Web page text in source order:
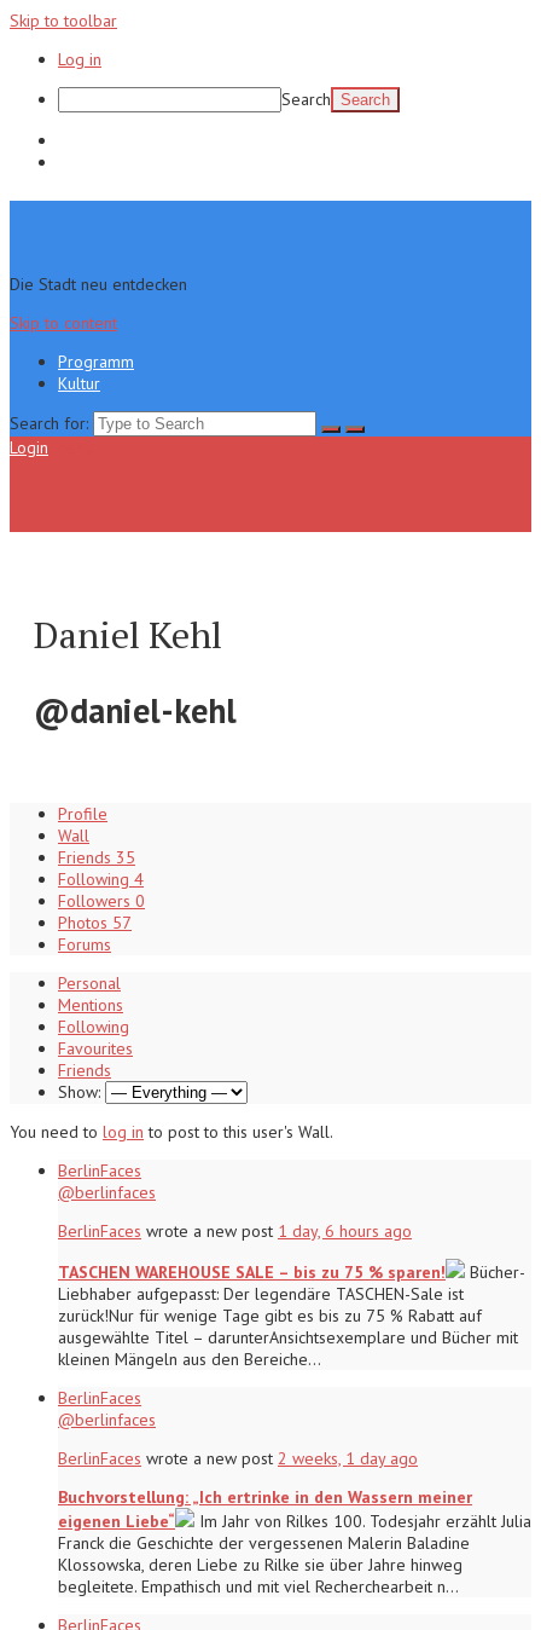
Skip to toolbar
Log in
Search
Die Stadt neu entdecken
Skip to content
Programm
Kultur
Search for:
Login
Daniel Kehl
@daniel-kehl
Profile
Wall
Friends 35
Following 4
Followers 0
Photos 57
Forums
Personal
Mentions
Following
Favourites
Friends
Show:
You need to log in to post to this user's Wall.
BerlinFaces
@berlinfaces
BerlinFaces wrote a new post 1 day, 6 hours ago
TASCHEN WAREHOUSE SALE – bis zu 75 % sparen!
Bücher-
Liebhaber aufgepasst: Der legendäre TASCHEN-Sale ist
zurück!Nur für wenige Tage gibt es bis zu 75 % Rabatt auf
ausgewählte Titel – darunterAnsichtsexemplare und Bücher mit
kleinen Mängeln aus den Bereiche…
BerlinFaces
@berlinfaces
BerlinFaces wrote a new post 2 weeks, 1 day ago
Buchvorstellung: „Ich ertrinke in den Wassern meiner
eigenen Liebe“
Im Jahr von Rilkes 100. Todesjahr erzählt Julia
Franck die Geschichte der vergessenen Malerin Baladine
Klossowska, deren Liebe zu Rilke sie über Jahre hinweg
begleitete. Empathisch und mit viel Recherchearbeit n…
BerlinFaces